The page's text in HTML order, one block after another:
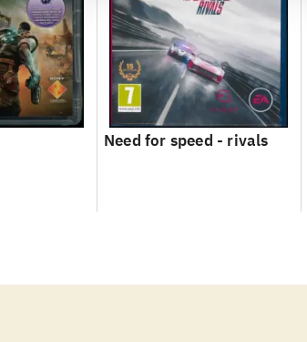
Need for speed - rivals